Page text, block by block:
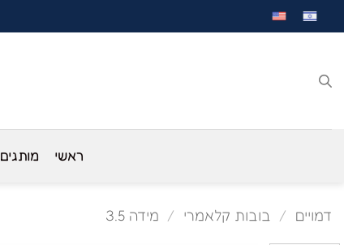
לתוכן
ראשי מותגים
דמויים / בובות קלאמרי / מידה 3.5